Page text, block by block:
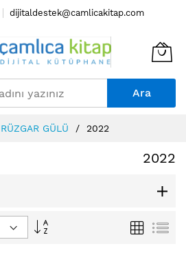
dijitaldestek@camlicakitap.com
Ara
RÜZGAR GÜLÜ 2022
2022
Büyükten
Izgara